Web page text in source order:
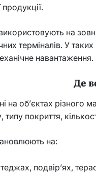
на
терміналів. У
навантаження.
Де
на об’єктах
покриття,
на:
подвір’ях,